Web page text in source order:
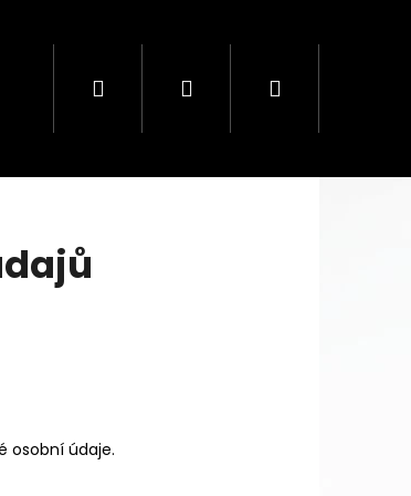
Hledat PřihlášeníNákupní
košík
osobní údaje.